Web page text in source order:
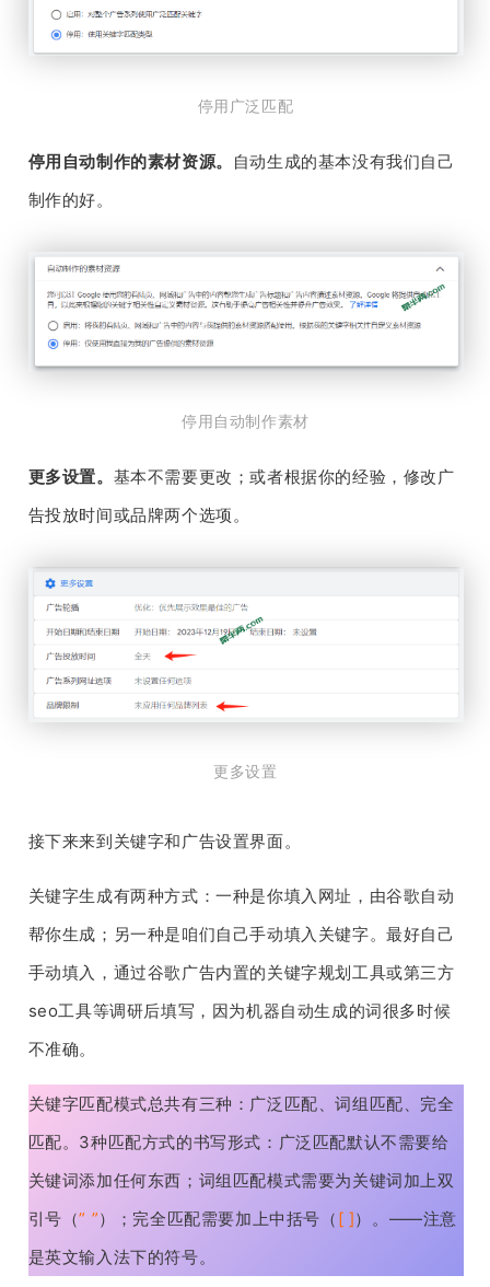
停用广泛匹配
停用自动制作的素材资源。
自动生成的基本没有我们自己
制作的好。
停用自动制作素材
更多设置。 基本不需要更改；或者根据你的经验，修改广
告投放时间或品牌两个选项。
更多设置
接下来来到关键字和广告设置界面。
关键字生成有两种方式：一种是你填入网址，由谷歌自动
帮你生成；另一种是咱们自己手动填入关键字。最好自己
手动填入，通过谷歌广告内置的关键字规划工具或第三方
seo工具等调研后填写，因为机器自动生成的词很多时候
不准确。
关键字匹配模式总共有三种：广泛匹配、词组匹配、完全
匹配。3种匹配方式的书写形式：广泛匹配默认不需要给
关键词添加任何东西；词组匹配模式需要为关键词加上双
引号（” ”）；完全匹配需要加上中括号（ [ ]）。——注意
是英文输入法下的符号。